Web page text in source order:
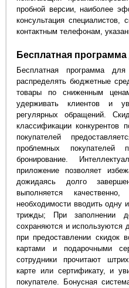
пробной версии, наиболее
консультация
контактным телефонам,
Бесплатная
Бесплатная программа
распределять бюджетные
товары по сниженным
удерживать клиентов и
регулярных обращений.
классификации
покупателей
проблемных покупателей
бронирование.
приложение позволяет
дожидаясь долго
выполняется
необходимости вводить
трижды; При заполнении
сохраняются и используются
при предоставлении скидок
картами и подарочными
сотрудники прочитают
карте или сертификату, и
покупателе. Бонусная